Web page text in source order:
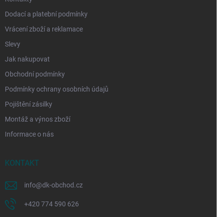
Dodací a platební podmínky
Vrácení zboží a reklamace
Slevy
Jak nakupovat
Obchodní podmínky
Podmínky ochrany osobních údajů
Pojištění zásilky
Montáž a výnos zboží
Informace o nás
KONTAKT
info@dk-obchod.cz
+420 774 590 626